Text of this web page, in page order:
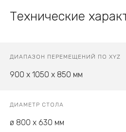
Технические
ДИАПАЗОН ПЕРЕМЕЩЕНИЙ ПО XYZ
900 x 1050 x 850 мм
ДИАМЕТР СТОЛА
ø 800 х 630 мм